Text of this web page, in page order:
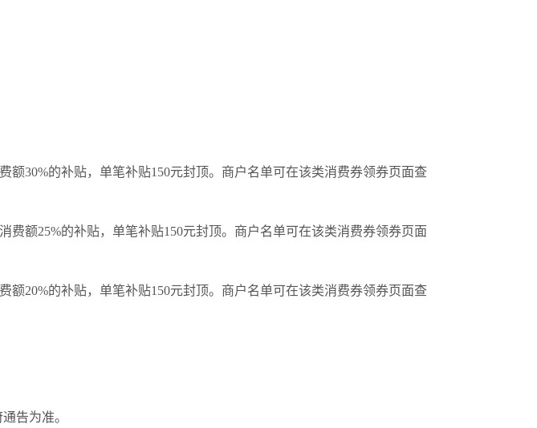
额30%的补贴，单笔补贴150元封顶。商户名单可在该类消费券领券页面查
费额25%的补贴，单笔补贴150元封顶。商户名单可在该类消费券领券页面
额20%的补贴，单笔补贴150元封顶。商户名单可在该类消费券领券页面查
告为准。